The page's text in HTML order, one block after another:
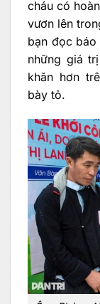
cháu có
vươn lên
bạn đọc báo
những giá
khăn hơn
bày tỏ.